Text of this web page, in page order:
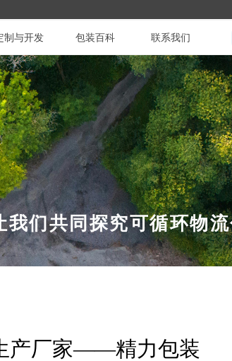
制与开发 包装百科 联系我们
产厂家——精力包装
我们共同探究可循环物